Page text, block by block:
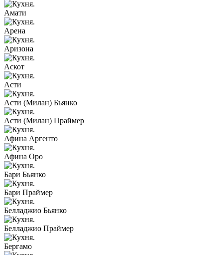
Амати
Арена
Аризона
Аскот
Асти
Асти (Милан) Бьянко
Асти (Милан) Праймер
Афина Аргенто
Афина Оро
Бари Бьянко
Бари Праймер
Белладжио Бьянко
Белладжио Праймер
Бергамо